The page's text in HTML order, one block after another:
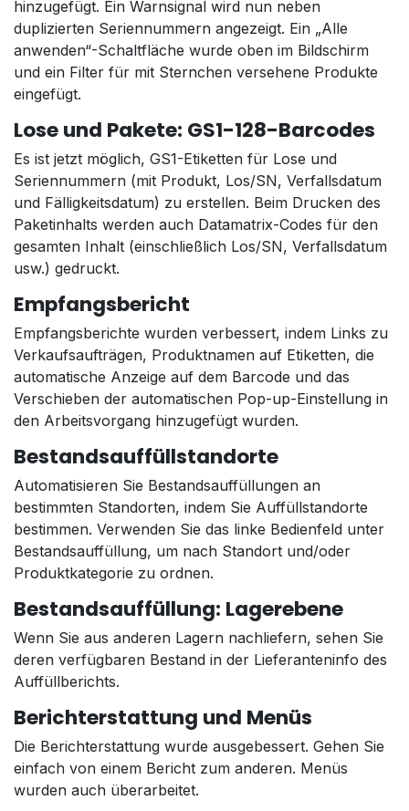
hinzugefügt. Ein Warnsignal wird nun neben
duplizierten Seriennummern angezeigt. Ein „Alle
anwenden“-Schaltfläche wurde oben im Bildschirm
und ein Filter für mit Sternchen versehene Produkte
eingefügt.
Lose und Pakete: GS1-128-Barcodes
Es ist jetzt möglich, GS1-Etiketten für Lose und
Seriennummern (mit Produkt, Los/SN, Verfallsdatum
und Fälligkeitsdatum) zu erstellen. Beim Drucken des
Paketinhalts werden auch Datamatrix-Codes für den
gesamten Inhalt (einschließlich Los/SN, Verfallsdatum
usw.) gedruckt.
Empfangsbericht
Empfangsberichte wurden verbessert, indem Links zu
Verkaufsaufträgen, Produktnamen auf Etiketten, die
automatische Anzeige auf dem Barcode und das
Verschieben der automatischen Pop-up-Einstellung in
den Arbeitsvorgang hinzugefügt wurden.
Bestandsauffüllstandorte
Automatisieren Sie Bestandsauffüllungen an
bestimmten Standorten, indem Sie Auffüllstandorte
bestimmen. Verwenden Sie das linke Bedienfeld unter
Bestandsauffüllung, um nach Standort und/oder
Produktkategorie zu ordnen.
Bestandsauffüllung: Lagerebene
Wenn Sie aus anderen Lagern nachliefern, sehen Sie
deren verfügbaren Bestand in der Lieferanteninfo des
Auffüllberichts.
Berichterstattung und Menüs
Die Berichterstattung wurde ausgebessert. Gehen Sie
einfach von einem Bericht zum anderen. Menüs
wurden auch überarbeitet.